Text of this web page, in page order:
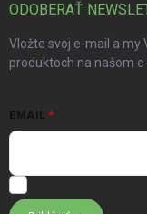
ODOBERAŤ
Vložte svoj e-mail a my
produktoch na našom
EMAIL